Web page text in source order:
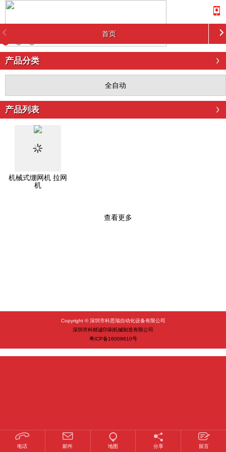
首页
产品分类
全自动
产品列表
机械式绷网机 拉网
机
查看更多
Copyright © 深圳市科思瑞自动化设备有限公司
深圳市科精诚印刷机械制造有限公司
粤ICP备16008610号
电话 邮件 地图 分享 留言